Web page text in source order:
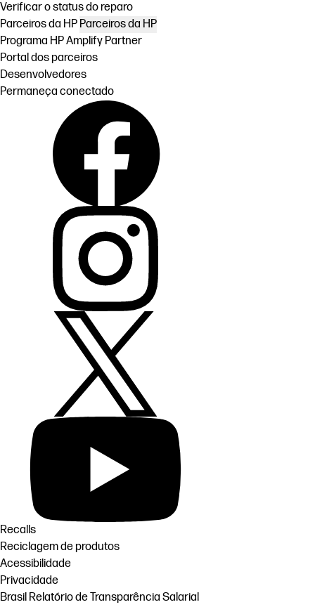
Verificar o status do reparo
Parceiros da HP Parceiros da HP
Programa HP Amplify Partner
Portal dos parceiros
Desenvolvedores
Permaneça conectado
Recalls
Reciclagem de produtos
Acessibilidade
Privacidade
Brasil Relatório de Transparência Salarial